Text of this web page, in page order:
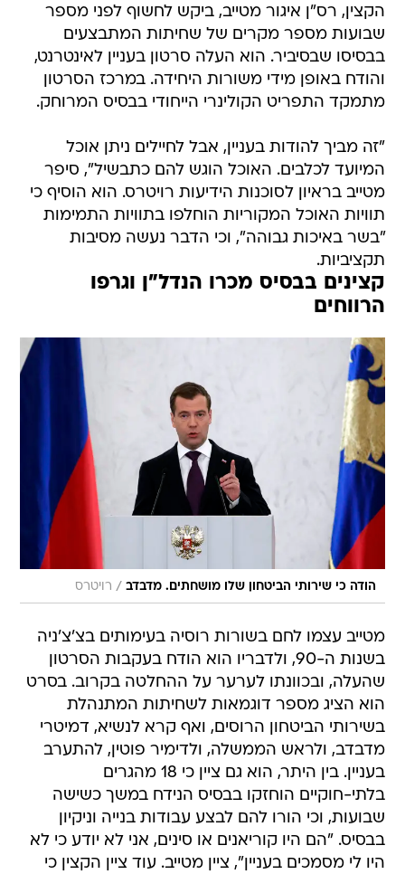
בבסיסו שבסיביר. הוא העלה סרטון בעניין לאינטרנט,
והודח באופן מידי משורות היחידה. במרכז הסרטון
מתמקד התפריט הקולינרי הייחודי בבסיס המרוחק.
"זה מביך להודות בעניין, אבל לחיילים ניתן אוכל
מטייב בראיון לסוכנות הידיעות רויטרס. הוא הוסיף כי
תוויות האוכל המקוריות הוחלפו בתוויות התמימות
"בשר באיכות גבוהה", וכי הדבר נעשה מסיבות
תקציביות.
קצינים בבסיס מכרו הנדל"ן וגרפו
הרווחים
הודה כי שירותי הביטחון שלו מושחתים. מדבדב רויטרס
מטייב עצמו לחם בשורות רוסיה בעימותים בצ'צ'ניה
שהעלה, ובכוונתו לערער על ההחלטה בקרוב. בסרט
הוא הציג מספר דוגמאות לשחיתות המתנהלת
בשירותי הביטחון הרוסים, ואף קרא לנשיא, דמיטרי
מדבדב, ולראש הממשלה, ולדימיר פוטין, להתערב
בעניין. בין היתר, הוא גם ציין כי 18 מהגרים
בלתי-חוקיים הוחזקו בבסיס הנידח במשך כשישה
שבועות, וכי הורו להם לבצע עבודות בנייה וניקיון
בבסיס. "הם היו קוריאנים או סינים, אני לא יודע כי לא
היו לי מסמכים בעניין", ציין מטייב. עוד ציין הקצין כי
נכסי נדל"ן בשטח הבסיס נמכרו לידיים פרטיות בלא
רשות, והרווחים נגרפו לכיסיהם של קצינים בבסיס.